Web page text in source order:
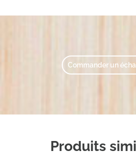
Commander un
Produits